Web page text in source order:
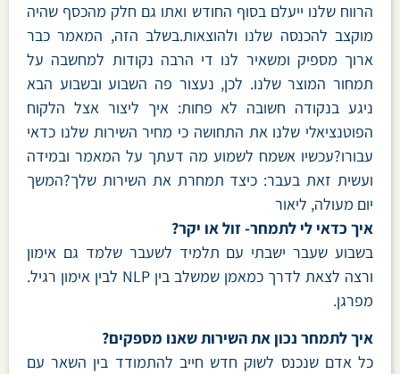
הרווח שלנו ייעלם בסוף החודש ואתו גם חלק מהכסף שהיה
מוקצב להכנסה שלנו ולהוצאות.בשלב הזה, המאמר כבר
ארוך מספיק ומשאיר לנו די הרבה נקודות למחשבה על
תמחור המוצר שלנו. לכן, נעצור פה השבוע ובשבוע הבא
ניגע בנקודה חשובה לא פחות: איך ליצור אצל הלקוח
הפוטנציאלי שלנו את התחושה כי מחיר השירות שלנו כדאי
עבורו?עכשיו אשמח לשמוע מה דעתך על המאמר ובמידה
ועשית זאת בעבר: כיצד תמחרת את השירות שלך?המשך
יום מעולה, ליאור
איך כדאי לי לתמחר- זול או יקר?
בשבוע שעבר ישבתי עם תלמיד לשעבר שלמד גם אימון
ורצה לצאת לדרך כמאמן שמשלב בין NLP לבין אימון רגיל.
מפרגן.
איך לתמחר נכון את השירות שאנו מספקים?
כל אדם שנכנס לשוק חדש חייב להתמודד בין השאר עם